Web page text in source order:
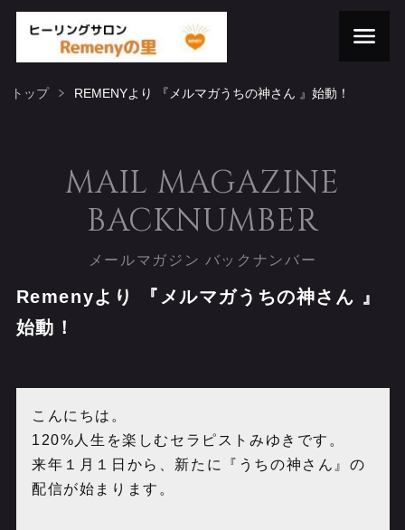
トップ REMENYより 『メルマガうちの神さん 』始動！
MAIL MAGAZINE
BACKNUMBER
メールマガジン バックナンバー
Remenyより 『メルマガうちの神さん 』
始動！
こんにちは。
120%人生を楽しむセラピストみゆきです。
来年１月１日から、新たに『うちの神さん』の
配信が始まります。